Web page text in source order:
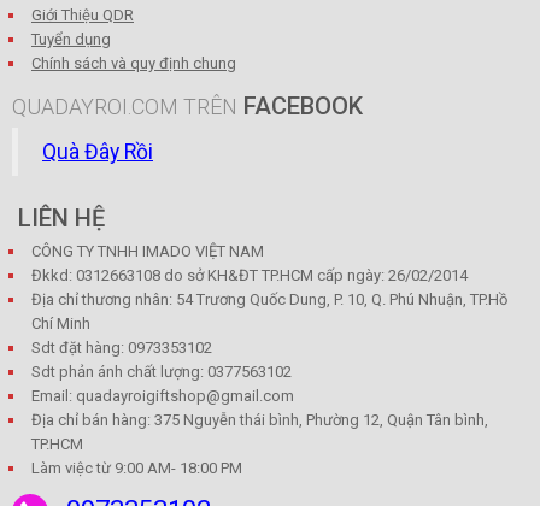
Giới Thiệu QDR
Tuyển dụng
Chính sách và quy định chung
QUADAYROI.COM TRÊN FACEBOOK
Quà Đây Rồi
LIÊN HỆ
CÔNG TY TNHH IMADO VIỆT NAM
Đkkd: 0312663108 do sở KH&ĐT TP.HCM cấp ngày: 26/02/2014
Địa chỉ thương nhân: 54 Trương Quốc Dung, P. 10, Q. Phú Nhuận, TP.Hồ
Chí Minh
Sdt đặt hàng: 0973353102
Sdt phản ánh chất lượng: 0377563102
Email: quadayroigiftshop@gmail.com
Địa chỉ bán hàng: 375 Nguyễn thái bình, Phường 12, Quận Tân bình,
TP.HCM
Làm việc từ 9:00 AM- 18:00 PM